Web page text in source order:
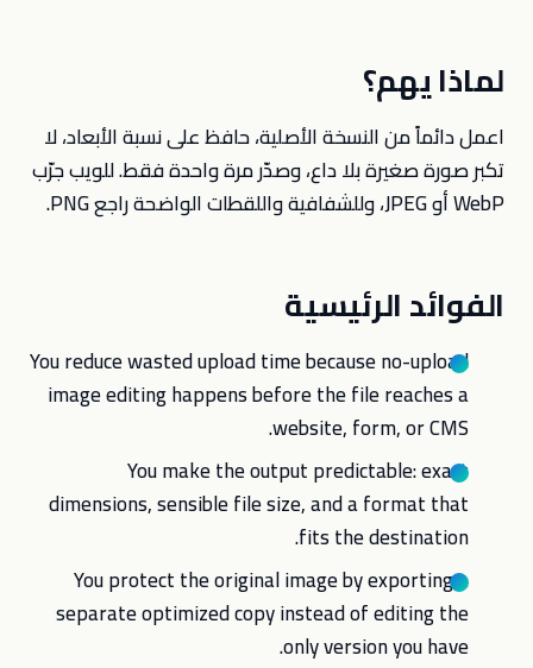
لماذا يهم؟
اعمل دائماً من النسخة الأصلية، حافظ على نسبة الأبعاد، لا
تكبر صورة صغيرة بلا داع، وصدّر مرة واحدة فقط. للويب جرّب
WebP أو JPEG، وللشفافية واللقطات الواضحة راجع PNG.
الفوائد الرئيسية
You reduce wasted upload time because no-upload
image editing happens before the file reaches a
website, form, or CMS.
You make the output predictable: exact
dimensions, sensible file size, and a format that
fits the destination.
You protect the original image by exporting a
separate optimized copy instead of editing the
only version you have.